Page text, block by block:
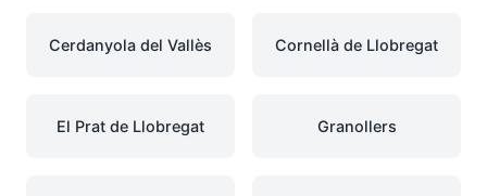
Cerdanyola del Vallès Cornellà de Llobregat
El Prat de Llobregat Granollers